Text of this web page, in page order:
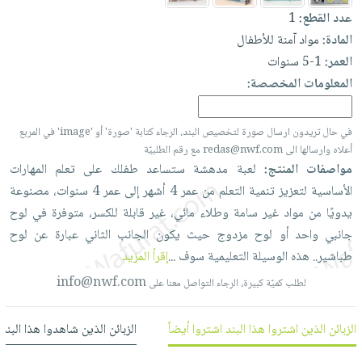
العناية
بالأسنان
الحمية
والتغذية
أدوات
المائدة
الأوعية
والتخزين
أدوات
المطبخ
الأكثر
مبيعاً
العودة
للمدارس
كتب
اكسسوارات
منزلية
اكسسوارات
ملابس
مطرزات
عناية
بالذات
شحن
مجاني
بنود
مختارة
اشتراكات
كل
الاشتراكات
صندوق
القراءة
iKitab
بلا
حدود
بحث
متقدم
نيل
وفرات
عن
الشركة
حسابك
لائحة
الأمنيات
عدد القطع:1
المادة:مواد آمنة للأطفال
العمر:1-5 سنوات
المعلومات المخصصة:
في حال تريدون ارسال صورة لتخصيص البند، الرجاء كتابة 'صورة' أو 'image' في المربع
أعلاه وارسالها الى redas@nwf.com مع رقم الطلبيّة
مواصفات المنتج: لعبة مدهشة ستساعد طفلك على تعلم المهارات
الأساسية لتعزيزتنمية التعلم منعمر4 أشهرإلى عمر4 سنوات، مصنوعة
يدويًا من مواد غير سامة وطلاء مائي،غير قابلة للكسر، متوفرة في لوح
جانبي واحدأو لوح مزدوج حيث يكون الجانب الثانيعبارة عن لوح
طباشير.. هذه الوسيلة التعليمية سوف...إقرأ المزيد
لطلب كميّة كبيرة، الرجاء التواصل معنا علىinfo@nwf.com
الزبائن الذين اشتروا هذا البند اشتروا أيضاً الزبائن الذين شاهدوا هذا